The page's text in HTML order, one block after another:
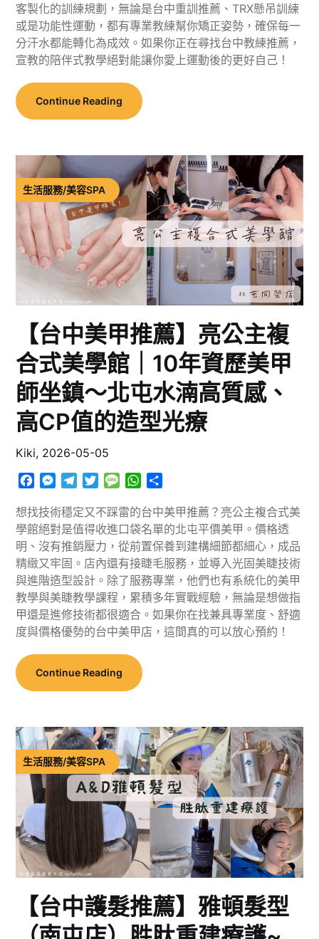
客製化的訓練規劃，無論是台中重訓推薦、TRX懸吊訓練
或是功能性運動，都有專業教練幫你矯正姿勢，確保每一
分汗水都能轉化為成效。如果你正在尋找台中教練推薦，
宣教的陪伴式教學絕對能讓你愛上運動後的更好自己！
Continue Reading
生活服務/美容SPA
【台中美甲推薦】亮公主複
合式美學館｜10年資歷美甲
師坐鎮～北屯水湳高質感、
高CP值的造型光療
Kiki, 2026-05-05
Facebook
Messenger
TelegramTwitterMessageWhatsApp
想找技術穩定又不踩雷的台中美甲推薦？亮公主複合式美
學館絕對是值得收進口袋名單的北屯平價美甲。價格透
明、沒有推銷壓力，從前置保養到建構細節都細心，成品
精緻又牢固。店內還有接睫毛服務，並導入光固美睫技術
與進階造型設計。除了服務專業，他們也有系統化的美甲
教學與美睫教學課程，累積多年實戰經驗，無論是想做指
甲還是進修技術都很適合。如果你在找兼具專業度、舒適
度與價格優勢的台中美甲店，這間真的可以放心預約！
Continue Reading
生活服務/美容SPA
【台中護髮推薦】雅頓髮型